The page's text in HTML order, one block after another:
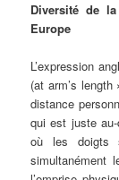
Diversité de
Europe
L’expression
(at arm’s
distance
qui est juste
où les doigts
simultanément